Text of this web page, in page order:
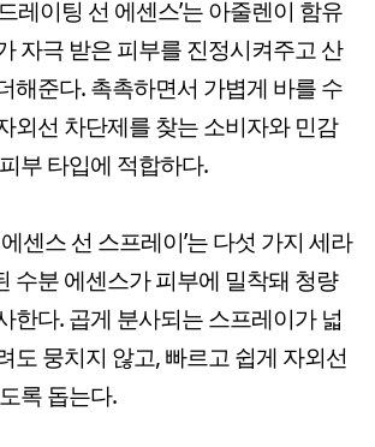
레이팅 선 에센스’는 아줄렌이 함유
자극 받은 피부를 진정시켜주고 산
해준다. 촉촉하면서 가볍게 바를 수
외선 차단제를 찾는 소비자와 민감
부 타입에 적합하다.
센스 선 스프레이’는 다섯 가지 세라
수분 에센스가 피부에 밀착돼 청량
한다. 곱게 분사되는 스프레이가 넓
도 뭉치지 않고, 빠르고 쉽게 자외선
록 돕는다.